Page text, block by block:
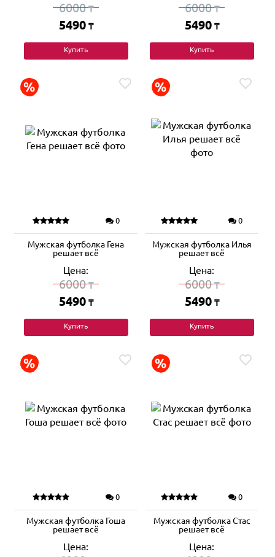
6000₸
5490 ₸
Купить
6000₸
5490 ₸
Купить
0
Мужская футболка Гена
решает всё
Цена:
6000₸
5490 ₸
Купить
0
Мужская футболка Илья
решает всё
Цена:
6000₸
5490 ₸
Купить
0
Мужская футболка Гоша
решает всё
Цена:
0
Мужская футболка Стас
решает всё
Цена: